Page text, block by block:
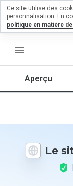
menu
Aperçu
Le
un
1 et 5
vous à ce
Ce site utilise des
personnalisation. En
politique en matière